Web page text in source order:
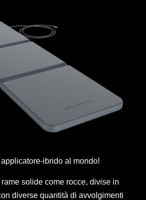
applicatore-ibrido al mondo!
solide come rocce, divise in
diverse quantità di avvolgimenti